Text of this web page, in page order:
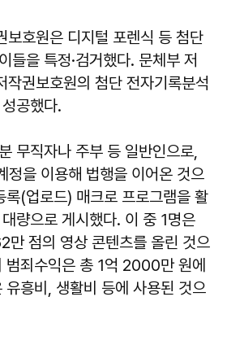
보호원은 디지털 포렌식 등 첨단
들을 특정·검거했다. 문체부 저
작권보호원의 첨단 전자기록분석
공했다.
무직자나 주부 등 일반인으로,
정을 이용해 법행을 이어온 것으
록(업로드) 매크로 프로그램을 활
량으로 게시했다. 이 중 1명은
만 점의 영상 콘텐츠를 올린 것으
범죄수익은 총 1억 2000만 원에
유흥비, 생활비 등에 사용된 것으